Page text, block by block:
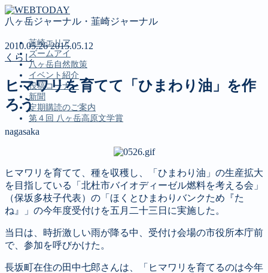
八ヶ岳ジャーナル・韮崎ジャーナル
韮崎エリア
ズームアイ
八ヶ岳自然散策
イベント紹介
投稿コーナー
新聞
定期購読のご案内
第４回 八ヶ岳高原文学賞
韮崎エリア
ズームアイ
八ヶ岳自然散策
イベント紹介
投稿コーナー
新聞
定期購読のご案内
第４回 八ヶ岳高原文学賞
2010.05.262015.05.12
くらし
ヒマワリを育てて「ひまわり油」を作
ろう
nagasaka
ヒマワリを育てて、種を収穫し、「ひまわり油」の生産拡大
を目指している「北杜市バイオディーゼル燃料を考える会」
（保坂多枝子代表）の「ほくとひまわりバンクため『た
ね』」の今年度受付けを五月二十三日に実施した。
当日は、時折激しい雨が降る中、受付け会場の市役所本庁前
で、参加を呼びかけた。
長坂町在住の田中七郎さんは、「ヒマワリを育てるのは今年